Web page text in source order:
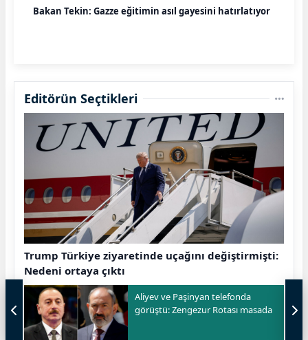
Bakan Tekin: Gazze eğitimin asıl gayesini hatırlatıyor
Editörün Seçtikleri
Trump Türkiye ziyaretinde uçağını değiştirmişti:
Nedeni ortaya çıktı
Aliyev ve Paşinyan telefonda
görüştü: Zengezur Rotası masada